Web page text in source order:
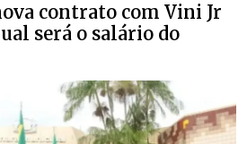
contrato com Vini Jr
será o salário do